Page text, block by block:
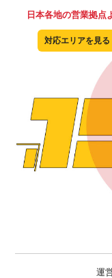
日本各地の営業拠点
対応エリアを見る
運